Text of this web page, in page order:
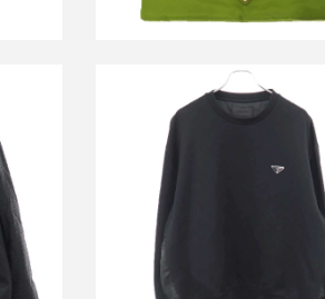
パテ
プラダ ロゴプレート テクニカル
ン スウェットシャツ